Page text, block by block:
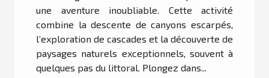
une aventure inoubliable. Cette activité
combine la descente de canyons escarpés,
l’exploration de cascades et la découverte de
paysages naturels exceptionnels, souvent à
quelques pas du littoral. Plongez dans...